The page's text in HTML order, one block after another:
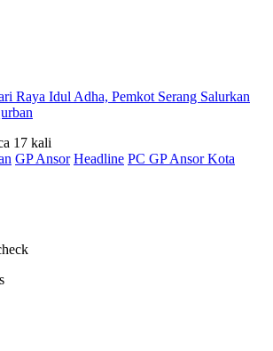
Raya Idul Adha, Pemkot Serang Salurkan
17 kali
GP Ansor Headline PC GP Ansor Kota